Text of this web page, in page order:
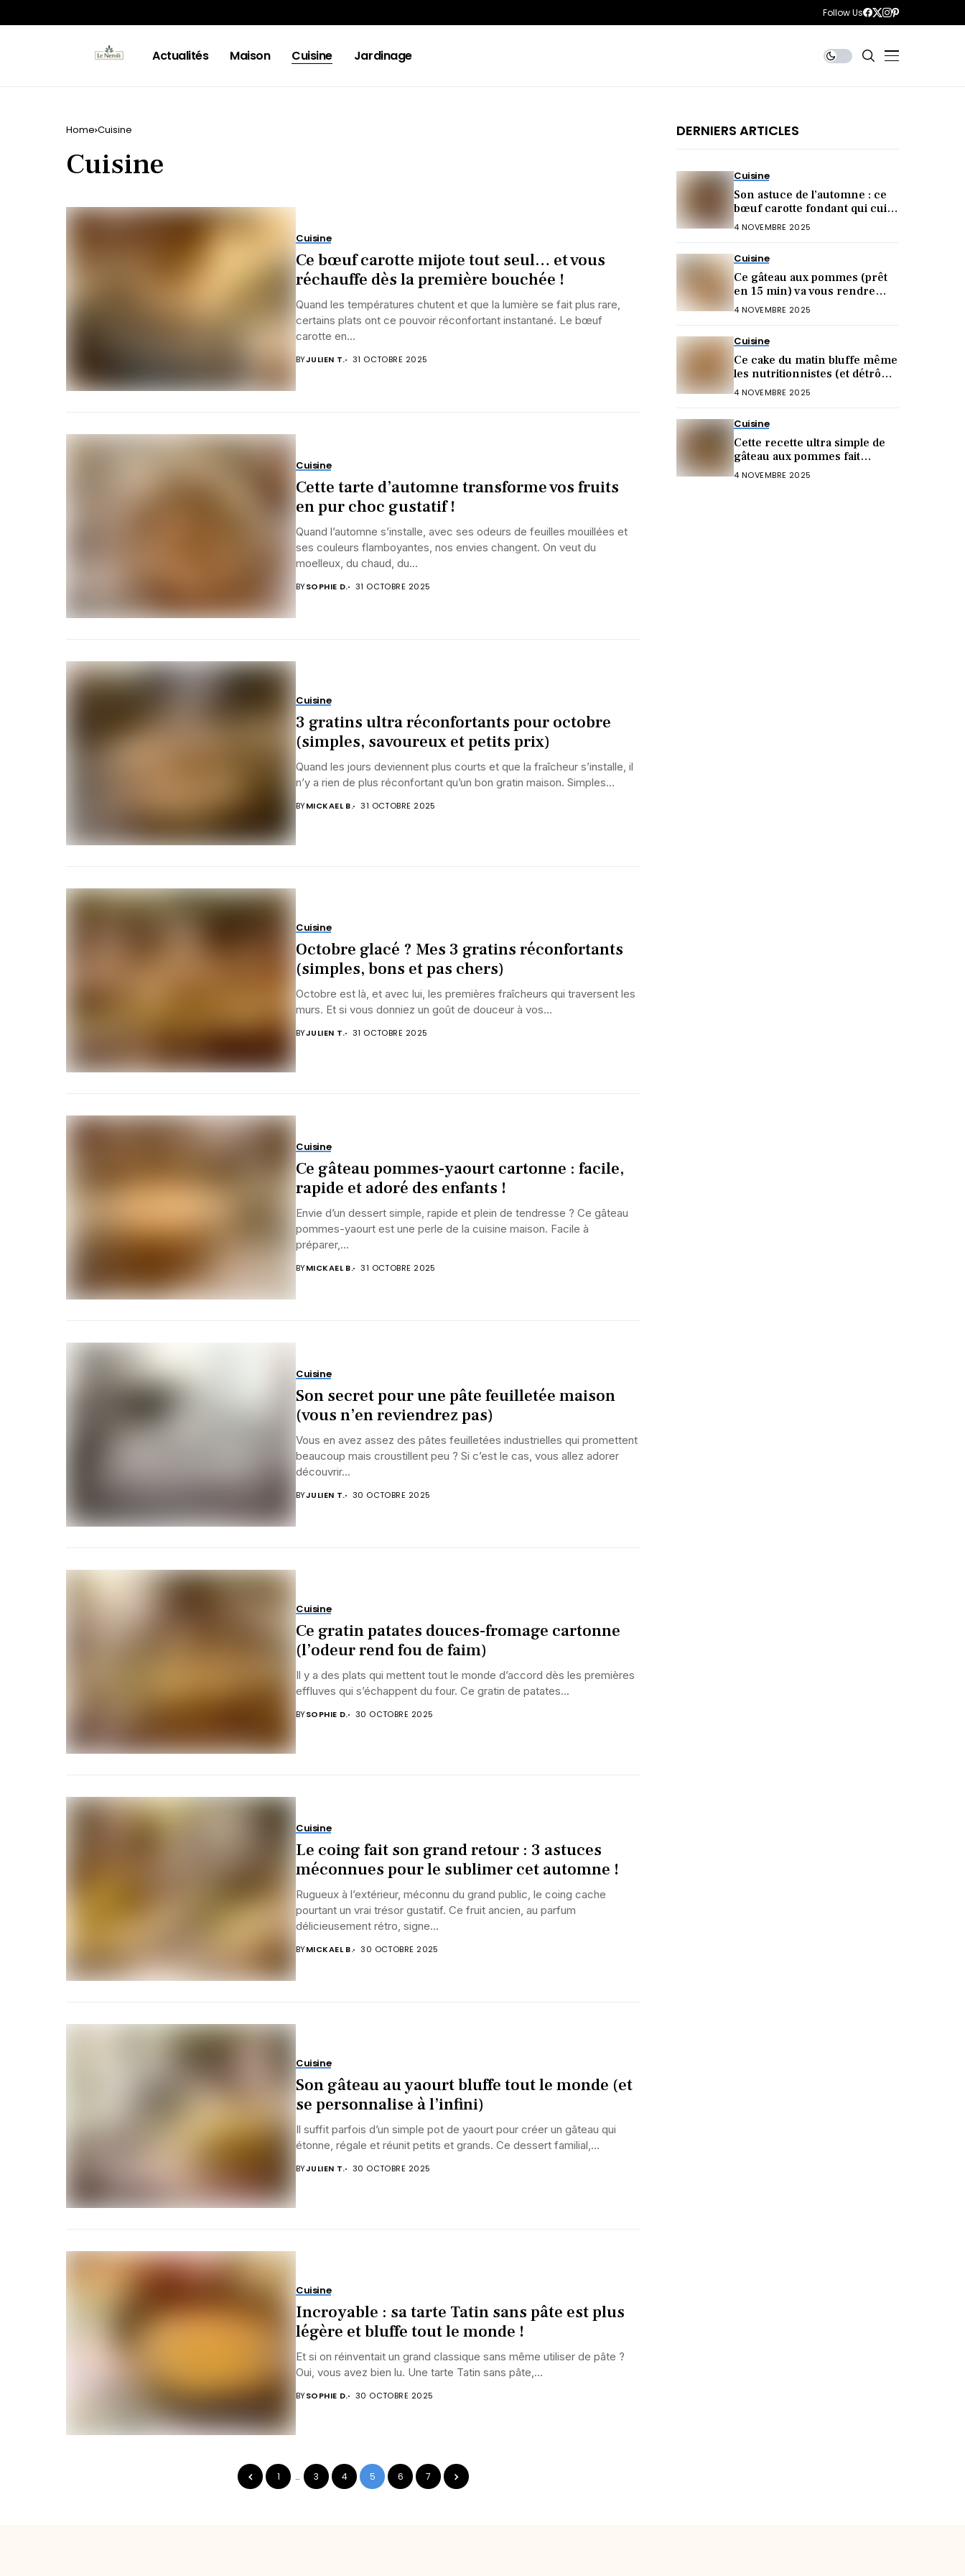
Follow Us
Actualités Maison Cuisine Jardinage
Home Cuisine
Cuisine
Cuisine
Ce bœuf carotte mijote tout seul… et vous
réchauffe dès la première bouchée !
Quand les températures chutent et que la lumière se fait plus rare,
certains plats ont ce pouvoir réconfortant instantané. Le bœuf
carotte en...
BYJULIEN T. 31 OCTOBRE 2025
Cuisine
Cette tarte d’automne transforme vos fruits
en pur choc gustatif !
Quand l’automne s’installe, avec ses odeurs de feuilles mouillées et
ses couleurs flamboyantes, nos envies changent. On veut du
moelleux, du chaud, du...
BYSOPHIE D. 31 OCTOBRE 2025
Cuisine
3 gratins ultra réconfortants pour octobre
(simples, savoureux et petits prix)
Quand les jours deviennent plus courts et que la fraîcheur s’installe, il
n’y a rien de plus réconfortant qu’un bon gratin maison. Simples...
BYMICKAEL B. 31 OCTOBRE 2025
Cuisine
Octobre glacé ? Mes 3 gratins réconfortants
(simples, bons et pas chers)
Octobre est là, et avec lui, les premières fraîcheurs qui traversent les
murs. Et si vous donniez un goût de douceur à vos...
BYJULIEN T. 31 OCTOBRE 2025
Cuisine
Ce gâteau pommes-yaourt cartonne : facile,
rapide et adoré des enfants !
Envie d’un dessert simple, rapide et plein de tendresse ? Ce gâteau
pommes-yaourt est une perle de la cuisine maison. Facile à
préparer,...
BYMICKAEL B. 31 OCTOBRE 2025
Cuisine
Son secret pour une pâte feuilletée maison
(vous n’en reviendrez pas)
Vous en avez assez des pâtes feuilletées industrielles qui promettent
beaucoup mais croustillent peu ? Si c’est le cas, vous allez adorer
découvrir...
BYJULIEN T. 30 OCTOBRE 2025
Cuisine
Ce gratin patates douces-fromage cartonne
(l’odeur rend fou de faim)
Il y a des plats qui mettent tout le monde d’accord dès les premières
effluves qui s’échappent du four. Ce gratin de patates...
BYSOPHIE D. 30 OCTOBRE 2025
Cuisine
Le coing fait son grand retour : 3 astuces
méconnues pour le sublimer cet automne !
Rugueux à l’extérieur, méconnu du grand public, le coing cache
pourtant un vrai trésor gustatif. Ce fruit ancien, au parfum
délicieusement rétro, signe...
BYMICKAEL B. 30 OCTOBRE 2025
Cuisine
Son gâteau au yaourt bluffe tout le monde (et
se personnalise à l’infini)
Il suffit parfois d’un simple pot de yaourt pour créer un gâteau qui
étonne, régale et réunit petits et grands. Ce dessert familial,...
BYJULIEN T. 30 OCTOBRE 2025
Cuisine
Incroyable : sa tarte Tatin sans pâte est plus
légère et bluffe tout le monde !
Et si on réinventait un grand classique sans même utiliser de pâte ?
Oui, vous avez bien lu. Une tarte Tatin sans pâte,...
BYSOPHIE D. 30 OCTOBRE 2025
1 … 3 4 5 6 7
DERNIERS ARTICLES
Cuisine
Son astuce de l’automne : ce
bœuf carotte fondant qui cuit
sans effort !
4 NOVEMBRE 2025
Cuisine
Ce gâteau aux pommes (prêt
en 15 min) va vous rendre
accro cet automne !
4 NOVEMBRE 2025
Cuisine
Ce cake du matin bluffe même
les nutritionnistes (et détrône
le gâteau au yaourt !)
4 NOVEMBRE 2025
Cuisine
Cette recette ultra simple de
gâteau aux pommes fait
craquer toute la famille !
4 NOVEMBRE 2025